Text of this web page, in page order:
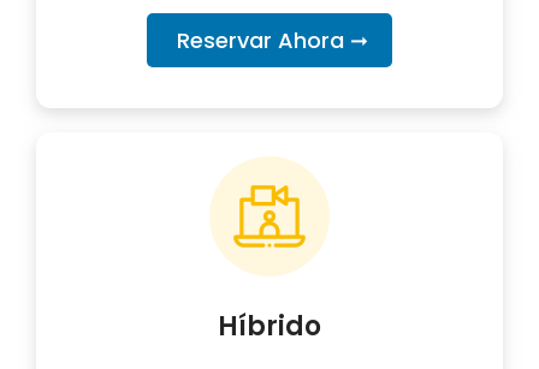
Reservar Ahora ➞
Híbrido